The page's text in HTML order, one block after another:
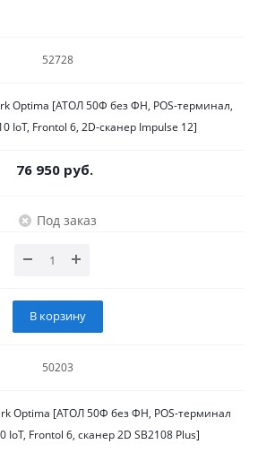
52728
Optima [АТОЛ 50Ф без ФН, POS-терминал,
IoT, Frontol 6, 2D-сканер Impulse 12]
76 950 руб.
Под заказ
В корзину
50203
Optima [АТОЛ 50Ф без ФН, POS-терминал
IoT, Frontol 6, сканер 2D SB2108 Plus]